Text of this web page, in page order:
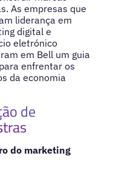
As empresas que
liderança em
digital e
eletrónico
em Bell um guia
enfrentar os
da economia
de
do marketing